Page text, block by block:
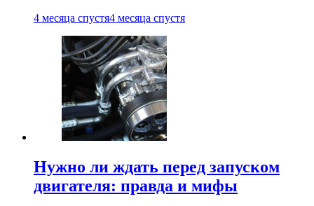
4 месяца спустя4 месяца спустя
Нужно ли ждать перед запуском
двигателя: правда и мифы